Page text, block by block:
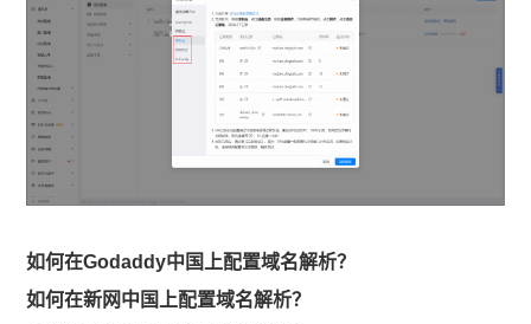
如何在Godaddy中国上配置域名解析？
如何在新网中国上配置域名解析？